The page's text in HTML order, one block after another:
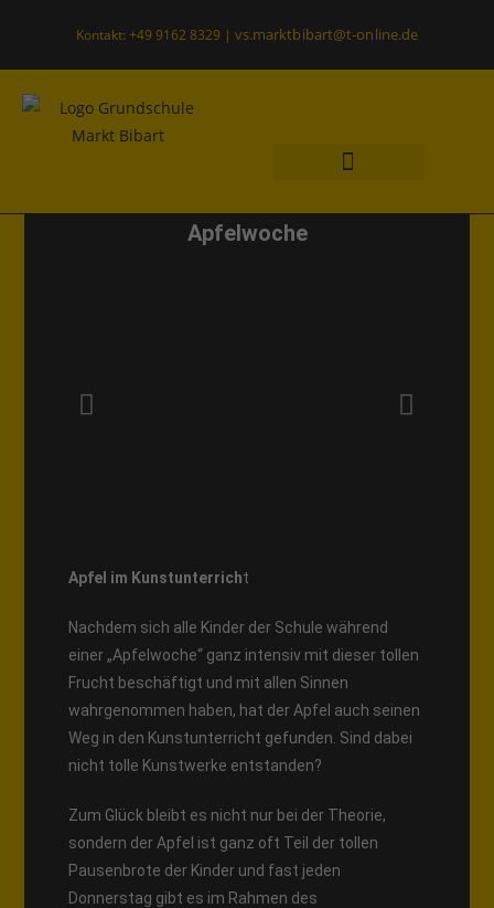
Kontakt: +49 9162 8329 | vs.marktbibart@t-online.de
Apfelwoche
Apfel im Kunstunterricht
Nachdem sich alle Kinder der Schule während
einer „Apfelwoche“ ganz intensiv mit dieser tollen
Frucht beschäftigt und mit allen Sinnen
wahrgenommen haben, hat der Apfel auch seinen
Weg in den Kunstunterricht gefunden. Sind dabei
nicht tolle Kunstwerke entstanden?
Zum Glück bleibt es nicht nur bei der Theorie,
sondern der Apfel ist ganz oft Teil der tollen
Pausenbrote der Kinder und fast jeden
Donnerstag gibt es im Rahmen des